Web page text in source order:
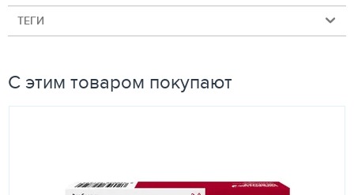
комплекте с инструкцией по применению.
ФАРМАКОЛОГИЧЕСКИЕ СВОЙСТВА
седативное лекарственное средство.
Активные действующие вещества препарата
состав препарата, предупреждают развитие стресса и
ТЕГИ
С этим товаром покупают